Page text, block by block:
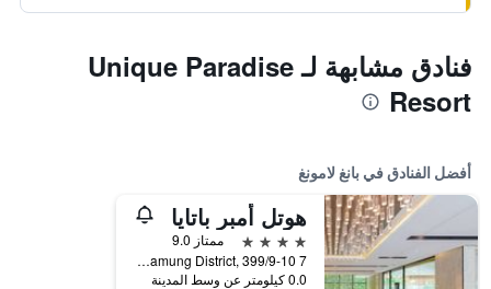
فنادق مشابهة لـ Unique Paradise
Resort
أفضل الفنادق في بانغ لامونغ
هوتل أمبر باتايا
4 نجوم
ممتاز 9.0
Pattaya 3rd Rd, Pattaya City, Bang Lamung District, 399/9-10 7, بانغ لامونغ, تايلاند
0.0 كيلومتر عن وسط المدينة